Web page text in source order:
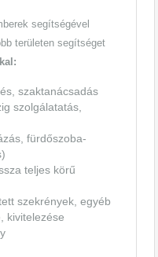
segítségével
területen segítséget
szaktanácsadás
szolgálatatás,
fürdőszoba-
teljes körű
szekrények, egyéb
kivitelezése